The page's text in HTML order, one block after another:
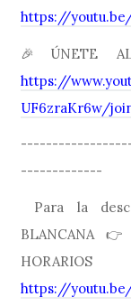
https://
🎉ÚNETE
https://
UF6zraKr6w/
-------------
Para la
https://